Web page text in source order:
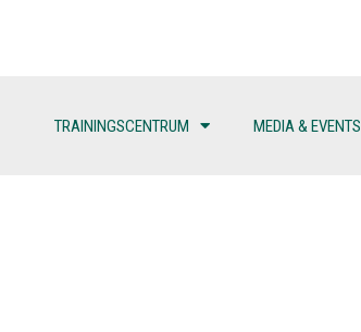
TRAININGSCENTRUM MEDIA & EVENTS